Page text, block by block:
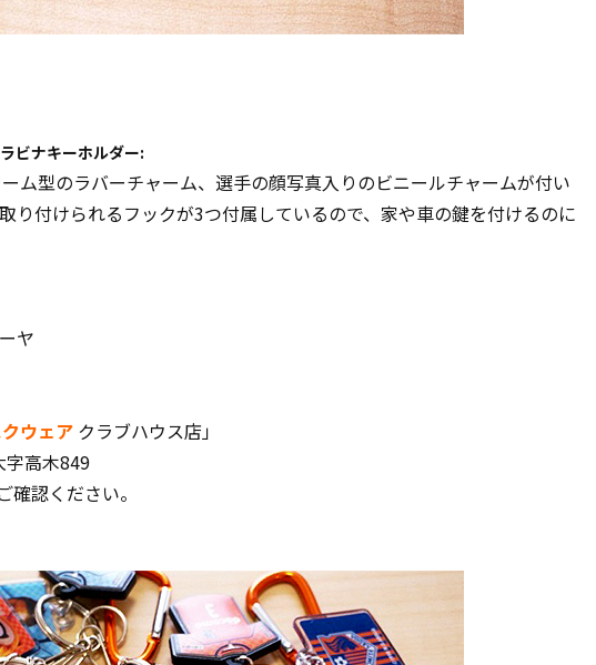
ビナキーホルダー:
ム型のラバーチャーム、選手の顔写真入りのビニールチャームが付い
り付けられるフックが3つ付属しているので、家や車の鍵を付けるのに
ヤ
ウェア クラブハウス店」
字高木849
確認ください。